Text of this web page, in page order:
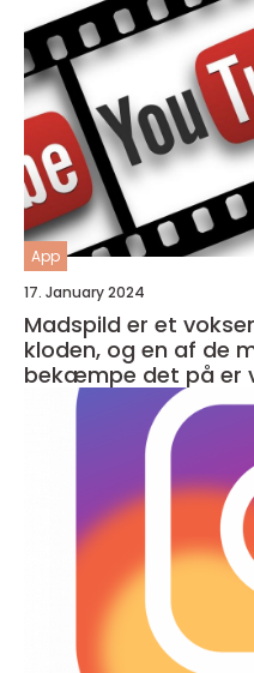
App
17. January 2024
Madspild er et
kloden, og en af de
bekæmpe det på er
madspildsapps